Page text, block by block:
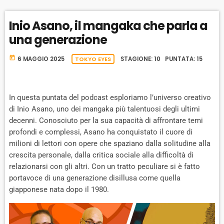
L
A
Y
B
A
C
A
T
E
A
C
K
W
D
A
U
E
O
R
A
Inio Asano, il mangaka che parla a
una generazione
today 6 MAGGIO 2025 TOKYO EYES STAGIONE: 10 PUNTATA: 15
In questa puntata del podcast esploriamo l’universo creativo
di Inio Asano, uno dei mangaka più talentuosi degli ultimi
decenni. Conosciuto per la sua capacità di affrontare temi
profondi e complessi, Asano ha conquistato il cuore di
milioni di lettori con opere che spaziano dalla solitudine alla
crescita personale, dalla critica sociale alla difficoltà di
relazionarsi con gli altri. Con un tratto peculiare si è fatto
portavoce di una generazione disillusa come quella
giapponese nata dopo il 1980.